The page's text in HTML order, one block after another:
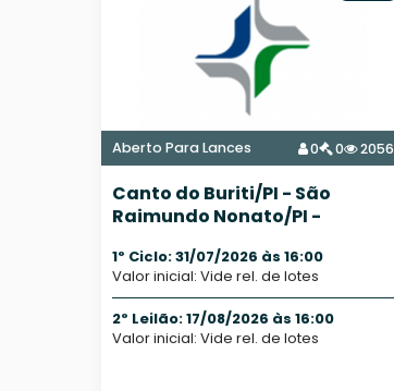
Aberto Para Lances 0 0 2056
Canto do Buriti/PI - São
Raimundo Nonato/PI -
1º Ciclo: 31/07/2026 às 16:00
Valor inicial: Vide rel. de lotes
2º Leilão: 17/08/2026 às 16:00
Valor inicial: Vide rel. de lotes